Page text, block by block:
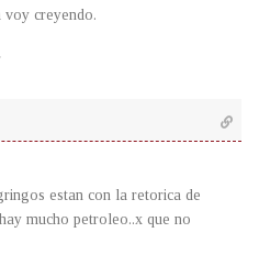
voy creyendo.
estan con la retorica de
mucho petroleo..x que no